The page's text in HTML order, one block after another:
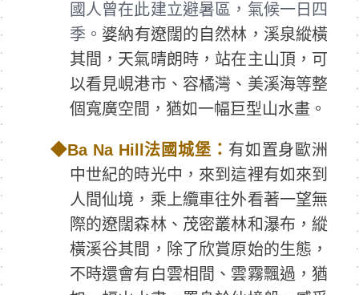
國人曾在此建立避暑區，氣候一日四
季。 婆納有遼闊的自然林，溪泉縱橫
其間，天氣晴朗時，站在主山頂，可
以看見峴港市、容橘灣、美溪海等整
個寬廣空間，猶如一幅巨型山水畫。
◆Ba Na Hill 法國城堡： 有如置身歐洲
中世紀的時光中，來到這裡有如來到
人間仙境，乘上纜車往外看著一望無
際的遼闊森林、茂密叢林和瀑布，縱
橫溪谷其間，除了欣賞原始的生態，
不時還會有白雲相間、雲霧飄過，猶